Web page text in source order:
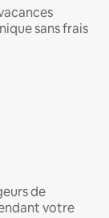
sans frais
de
votre